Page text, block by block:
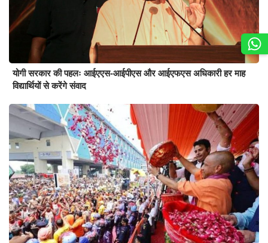
योगी सरकार की पहलः आईएएस-आईपीएस और आईएफएस अधिकारी हर माह
विद्यार्थियों से करेंगे संवाद